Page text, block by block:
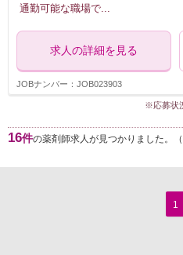
通勤可能な職場で
求人の詳細を見る
JOBナンバー：JOB023903
※応募状
16件の薬剤師求人が見つかりました。（
1